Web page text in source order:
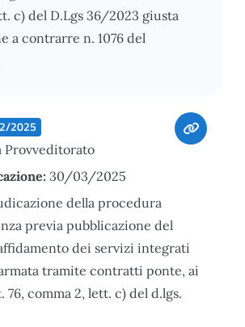
c) del D.Lgs 36/2023 giusta
a contrarre n. 1076 del
2025
Provveditorato
30/03/2025
della procedura
previa pubblicazione del
dei servizi integrati
tramite contratti ponte, ai
76, comma 2, lett. c) del d.lgs.